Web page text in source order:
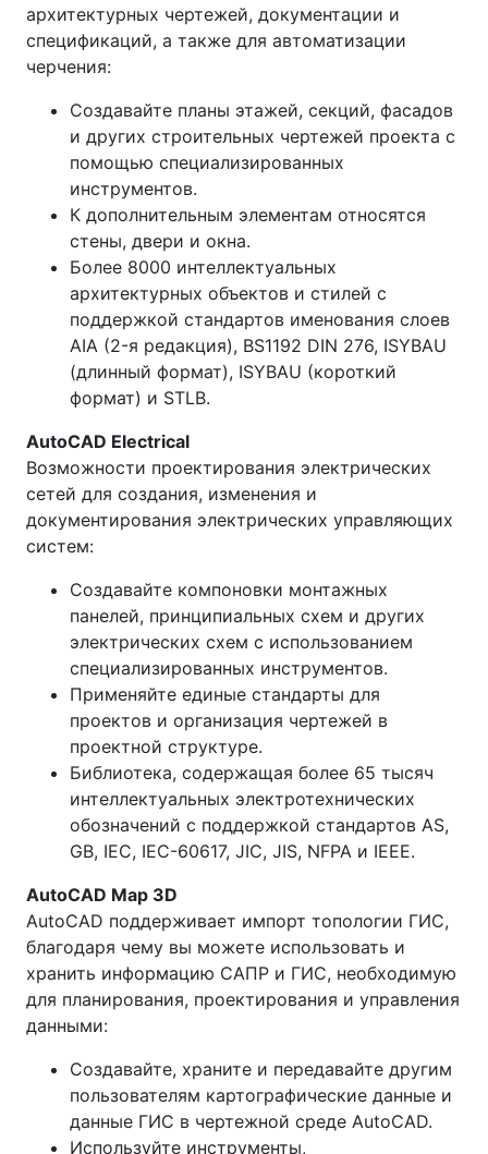
архитектурных чертежей, документации и
спецификаций, а также для автоматизации
черчения:
Создавайте планы этажей, секций, фасадов
и других строительных чертежей проекта с
помощью специализированных
инструментов.
К дополнительным элементам относятся
стены, двери и окна.
Более 8000 интеллектуальных
архитектурных объектов и стилей с
поддержкой стандартов именования слоев
AIA (2-я редакция), BS1192 DIN 276, ISYBAU
(длинный формат), ISYBAU (короткий
формат) и STLB.
AutoCAD Electrical
Возможности проектирования электрических
сетей для создания, изменения и
документирования электрических управляющих
систем:
Создавайте компоновки монтажных
панелей, принципиальных схем и других
электрических схем с использованием
специализированных инструментов.
Применяйте единые стандарты для
проектов и организация чертежей в
проектной структуре.
Библиотека, содержащая более 65 тысяч
интеллектуальных электротехнических
обозначений с поддержкой стандартов AS,
GB, IEC, IEC-60617, JIC, JIS, NFPA и IEEE.
AutoCAD Map 3D
AutoCAD поддерживает импорт топологии ГИС,
благодаря чему вы можете использовать и
хранить информацию САПР и ГИС, необходимую
для планирования, проектирования и управления
данными:
Создавайте, храните и передавайте другим
пользователям картографические данные и
данные ГИС в чертежной среде AutoCAD.
Используйте инструменты,